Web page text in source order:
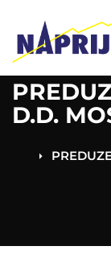
D.D.